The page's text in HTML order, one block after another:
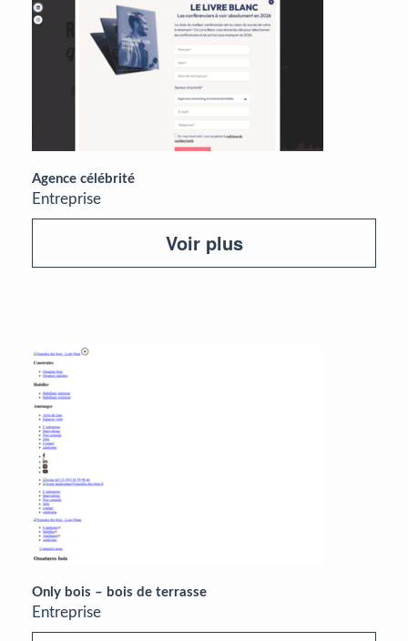
Agence célébrité
Entreprise
Voir plus
Only bois – bois de terrasse
Entreprise